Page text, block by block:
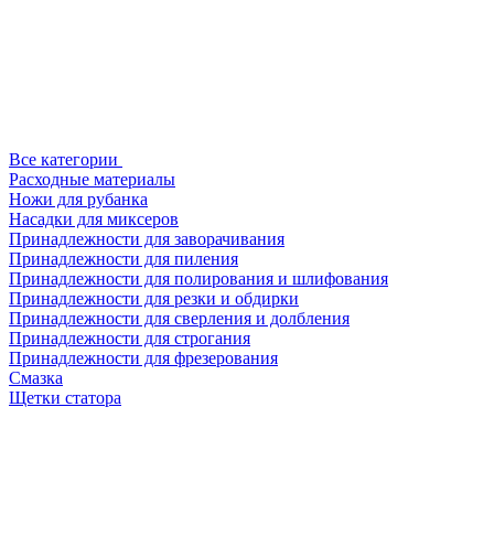
Все категории
Расходные материалы
Ножи для рубанка
Насадки для миксеров
Принадлежности для заворачивания
Принадлежности для пиления
Принадлежности для полирования и шлифования
Принадлежности для резки и обдирки
Принадлежности для сверления и долбления
Принадлежности для строгания
Принадлежности для фрезерования
Смазка
Щетки статора